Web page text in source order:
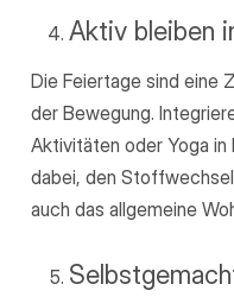
Aktiv bleiben
Die Feiertage sind eine
der Bewegung.
Aktivitäten oder Yoga in
dabei, den
auch das allgemeine